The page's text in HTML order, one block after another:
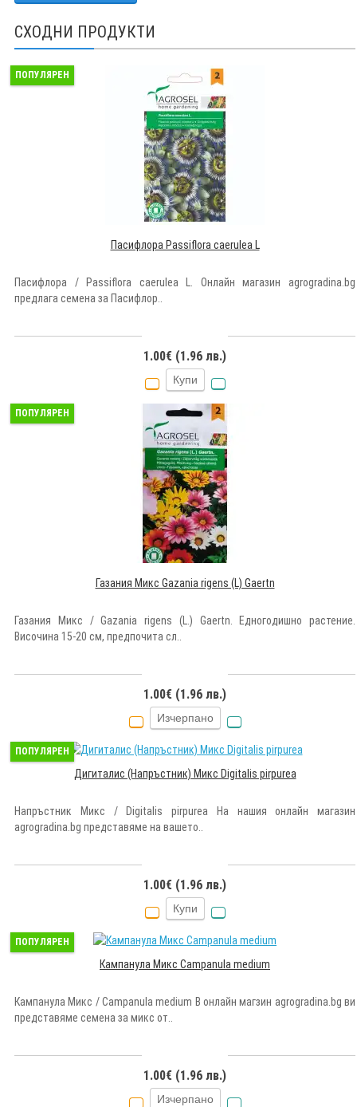
СХОДНИ ПРОДУКТИ
ПОПУЛЯРЕН
Пасифлора Passiflora caerulea L
Пасифлора / Passiflora caerulea L. Онлайн магазин agrogradina.bg
предлага семена за Пасифлор..
1.00€ (1.96 лв.)
Купи
ПОПУЛЯРЕН
Газания Микс Gazania rigens (L) Gaertn
Газания Микс / Gazania rigens (L.) Gaertn. Едногодишно растение.
Височина 15-20 см, предпочита сл..
1.00€ (1.96 лв.)
Изчерпано
ПОПУЛЯРЕН
Дигиталис (Напръстник) Микс Digitalis pirpurea
Напръстник Микс / Digitalis pirpurea На нашия онлайн магазин
agrogradina.bg представяме на вашето..
1.00€ (1.96 лв.)
Купи
ПОПУЛЯРЕН
Кампанула Микс Campanula medium
Кампанула Mикс / Campanula medium В онлайн магзин agrogradina.bg ви
представяме семена за микс от..
1.00€ (1.96 лв.)
Изчерпано